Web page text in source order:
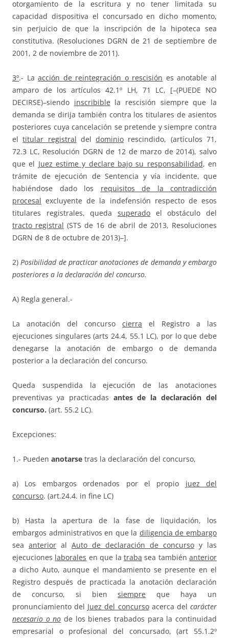
otorgamiento de la escritura y no tener limitada su
capacidad dispositiva el concursado en dicho momento,
sin perjuicio de que la inscripción de la hipoteca sea
constitutiva. (Resoluciones DGRN de 21 de septiembre de
2001, 2 de noviembre de 2011).
3º.- Laacción de reintegración o rescisión es anotable al
amparo de los artículos 42.1º LH, 71 LC, [–(PUEDE NO
DECIRSE)–siendo inscribible la rescisión siempre que la
demanda se dirija también contra los titulares de asientos
posteriores cuya cancelación se pretende y siempre contra
eltitular registral deldominio rescindido, (artículos 71,
72.3 LC, Resolución DGRN de 12 de marzo de 2014), salvo
que el Juez estime y declare bajo su responsabilidad, en
trámite de ejecución de Sentencia y vía incidente, que
habiéndose dado los requisitos de la contradicción
procesal excluyente de la indefensión respecto de esos
titulares registrales, queda superado el obstáculo del
tracto registral (STS de 16 de abril de 2013, Resoluciones
DGRN de 8 de octubre de 2013)–].
2)Posibilidad de practicar anotaciones de demanda y embargo
posteriores a la declaración del concurso.
A) Regla general.-
La anotación del concurso cierra el Registro a las
ejecuciones singulares (arts 24.4, 55.1 LC), por lo que debe
denegarse la anotación de embargo o de demanda
posterior a la declaración del concurso.
Queda suspendida la ejecución de las anotaciones
preventivas ya practicadas antes de la declaración del
concurso. (art. 55.2 LC).
Excepciones:
1.- Pueden anotarse tras la declaración del concurso,
a) Los embargos ordenados por el propio juez del
concurso. (art.24.4. in fine LC)
b) Hasta la apertura de la fase de liquidación, los
embargos administrativos en que la diligencia de embargo
sea anterior al Auto de declaración de concurso y las
ejecuciones laborales en que la traba sea también anterior
a dicho Auto, aunque el mandamiento se presente en el
Registro después de practicada la anotación declaración
de concurso, si biensiempre que haya un
pronunciamiento del Juez del concursoacerca delcarácter
necesario o no de los bienes trabados para la continuidad
empresarial o profesional del concursado, (art 55.1.2º